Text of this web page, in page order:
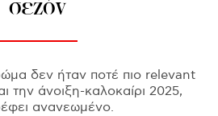
δεν ήταν ποτέ πιο relevant
την άνοιξη-καλοκαίρι 2025,
ανανεωμένο.